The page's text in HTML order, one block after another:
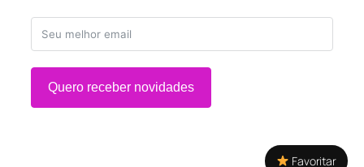
Quero receber novidades
Favoritar